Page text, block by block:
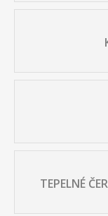
TEPELNÉ